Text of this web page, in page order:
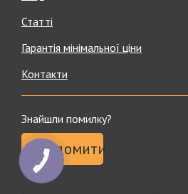
Статті
Гарантія мінімальної ціни
Контакти
Знайшли помилку?
Повідомити